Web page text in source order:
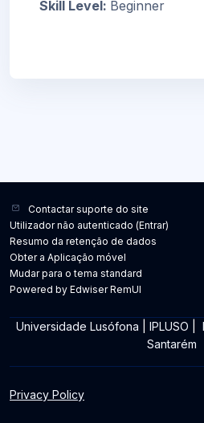
Skill Level: Beginner
Contactar suporte do site
Utilizador não autenticado (Entrar)
Resumo da retenção de dados
Obter a Aplicação móvel
Mudar para o tema standard
Powered by Edwiser RemUI
Universidade Lusófona IPLUSO
Santarém
Privacy Policy